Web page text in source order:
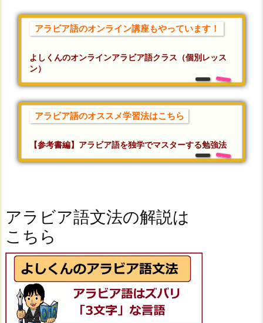
アラビア語のオンライン講座もやっています！
よしくんのオンラインアラビア語クラス（個別レッス
ン）
アラビア語のオススメ学習法はこちら
【参考書編】アラビア語を独学でマスターする勉強法
アラビア語文法の解説は
こちら